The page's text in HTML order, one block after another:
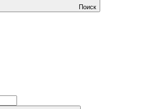
Поиск